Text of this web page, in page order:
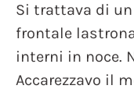
Si trattava di
frontale
interni in noce.
Accarezzavo il